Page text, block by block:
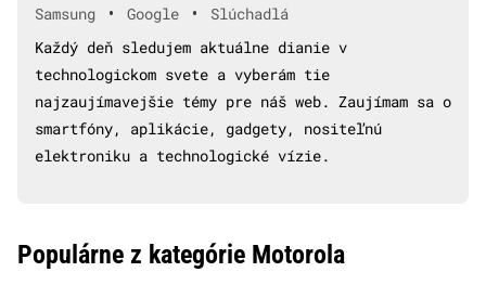
Samsung • Google •
Slúchadlá
Každý deň sledujem aktuálne dianie v
technologickom svete a vyberám tie
najzaujímavejšie témy pre náš web. Zaujímam sa o
smartfóny, aplikácie, gadgety, nositeľnú
elektroniku a technologické vízie.
Populárne z kategórie Motorola